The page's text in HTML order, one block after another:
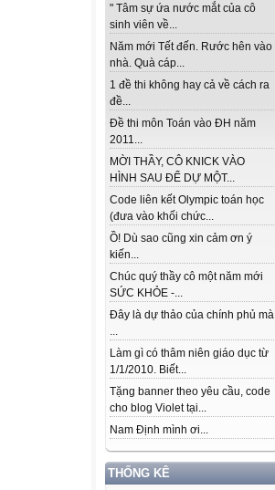
" Tâm sự ứa nước mắt của cô
sinh viên về...
Năm mới Tết đến. Rước hên vào
nhà. Quà cáp...
1 đề thi không hay cả về cách ra
đề...
Đề thi môn Toán vào ĐH năm
2011...
MỜI THẦY, CÔ KNICK VÀO
HÌNH SAU ĐỂ DỰ MỘT...
Code liên kết Olympic toán học
(đưa vào khối chức...
Ồ! Dù sao cũng xin cảm ơn ý
kiến...
Chúc quý thầy cô một năm mới
SỨC KHỎE -...
Đây là dự thảo của chính phủ mà
...
Làm gì có thâm niên giáo dục từ
1/1/2010. Biết...
Tặng banner theo yêu cầu, code
cho blog Violet tại...
Nam Định mình ơi...
THỐNG KÊ